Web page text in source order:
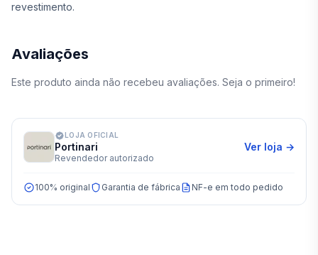
revestimento.
Avaliações
Este produto ainda não recebeu avaliações. Seja o primeiro!
LOJA OFICIAL
Portinari
Revendedor autorizado
Ver loja →
100% original Garantia de fábrica NF-e em todo pedido